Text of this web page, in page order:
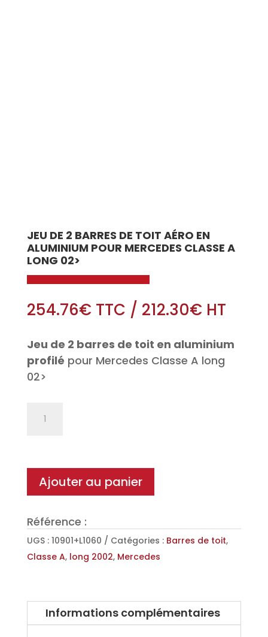
JEU DE 2 BARRES DE TOIT AÉRO EN
ALUMINIUM POUR MERCEDES CLASSE A
LONG 02>
254.76€TTC / 212.30€HT
Jeu de 2 barres de toit en aluminium
profilé pour Mercedes Classe A long
02>
barres
toit
Aéro
en
Mercedes
Classe
Ajouter au panier
Référence :
UGS : 10901+L1060 Catégories : Barres de toit,
Classe A, long 2002, Mercedes
Informations complémentaires